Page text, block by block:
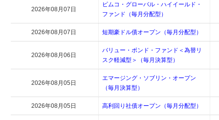
2026年08月07日
ピムコ・グローバル・ハイイールド・
ファンド（毎月分配型）
2026年08月07日 短期豪ドル債オープン（毎月分配型）
2026年08月06日
バリュー・ボンド・ファンド＜為替リ
スク軽減型＞（毎月決算型）
2026年08月05日
エマージング・ソブリン・オープン
（毎月決算型）
2026年08月05日 高利回り社債オープン（毎月分配型）